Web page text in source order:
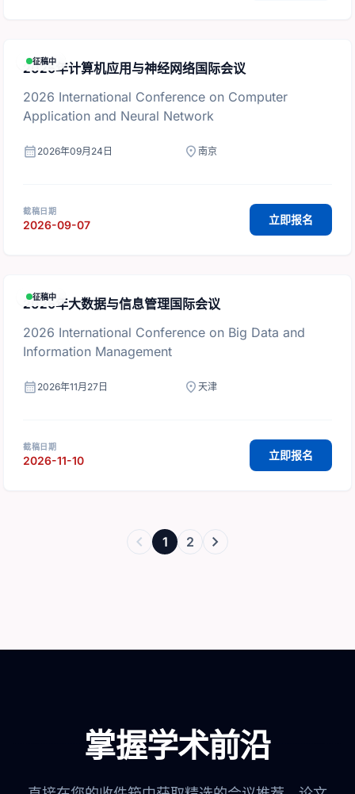
征稿中
2026年计算机应用与神经网络国际会议
2026 International Conference on Computer
Application and Neural Network
calendar_month 2026年09月24日 location_on 南京
截稿日期
2026-09-07 立即报名
征稿中
2026年大数据与信息管理国际会议
2026 International Conference on Big Data and
Information Management
calendar_month 2026年11月27日 location_on 天津
截稿日期
2026-11-10 立即报名
chevron_left 1 2 chevron_right
掌握学术前沿